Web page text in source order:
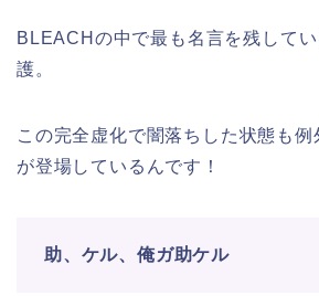
BLEACHの中で最も名言を残して
護。
この完全虚化で闇落ちした状態も
が登場しているんです！
助、ケル、俺ガ助ケル